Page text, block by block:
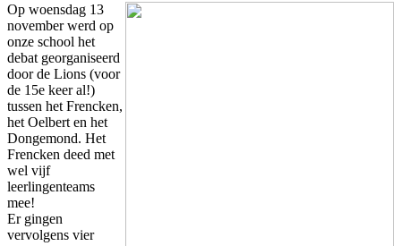
Op woensdag 13
november werd op
onze school het
debat georganiseerd
door de Lions (voor
de 15e keer al!)
tussen het Frencken,
het Oelbert en het
Dongemond. Het
Frencken deed met
wel vijf
leerlingenteams
mee!
Er gingen
vervolgens vier